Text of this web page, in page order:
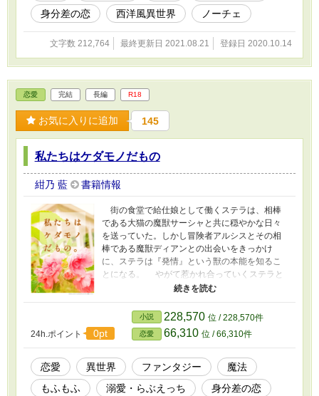
ブックス（アルファポリス）より書籍化いたし
ました。応援して下さった皆さま、本当にあり
がとうございました✩.*˚
身分差の恋
西洋風異世界 ノーチェ
文字数 212,764 最終更新日 2021.08.21 登録日 2020.10.14
恋愛 完結 長編 R18
お気に入りに追加 145
私たちはケダモノだもの
紺乃 藍 書籍情報
街の食堂で給仕娘として働くステラは、相棒
である大猫の魔獣サーシャと共に穏やかな日々
を送っていた。しかし冒険者アルシスとその相
棒である魔獣ディアンとの出会いをきっかけ
に、ステラは『発情』という獣の本能を知るこ
とになる。 やがて惹かれ合っていくステラと
アルシス。ところがある日突然、ステラの相棒
である魔獣サーシャが、研究材料として隣国に
囚われるという事件が起きてしまう。 さらに
ただの冒険者だと思っていたアルシスから、自
分はサーシャを誘拐した隣国の公爵令息である
と告げられて…… ※ R18表現があるお話はタイ
トルに「Ｒ」表記あり ※ ムーンライトノベルズ
にも投稿しています ※ 暴力描写や残酷描写はあ
りませんが、動物（魔獣）が悪役から粗雑に扱
24h.ポイント 0pt
小説 228,570 位 / 228,570件
恋愛 66,310 位 / 66,310件
恋愛 異世界 ファンタジー
魔法
もふもふ
溺愛・らぶえっち
身分差の恋